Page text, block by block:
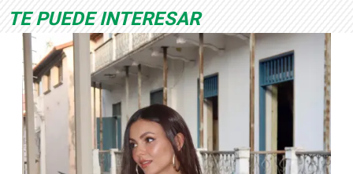
TE PUEDE INTERESAR